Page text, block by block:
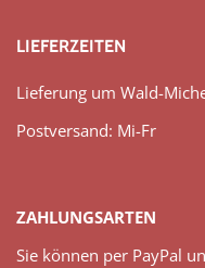
LIEFERZEITEN
Lieferung um Wald-
Postversand: Mi-Fr
ZAHLUNGSARTEN
Sie können per PayPal